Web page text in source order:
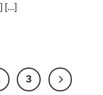
[...]
3